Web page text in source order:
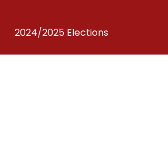
2024/2025 Elections